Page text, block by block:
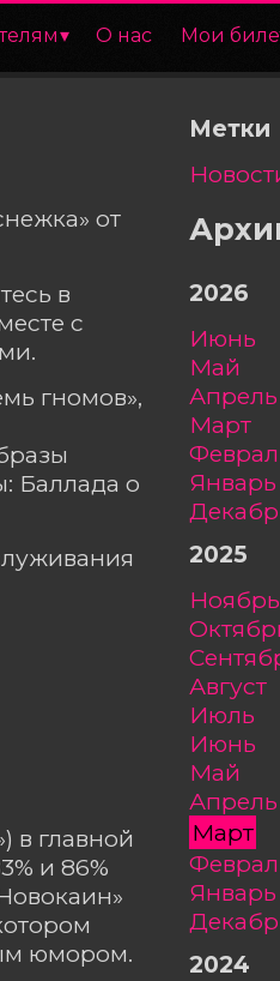
О нас Мои
от
в
с
гномов»,
Баллада о
в главной
и 86%
юмором.
Метки
2026
июнь
май
апрель
март
январь
2025
ноябрь
август
июль
июнь
май
апрель
март
январь
2024